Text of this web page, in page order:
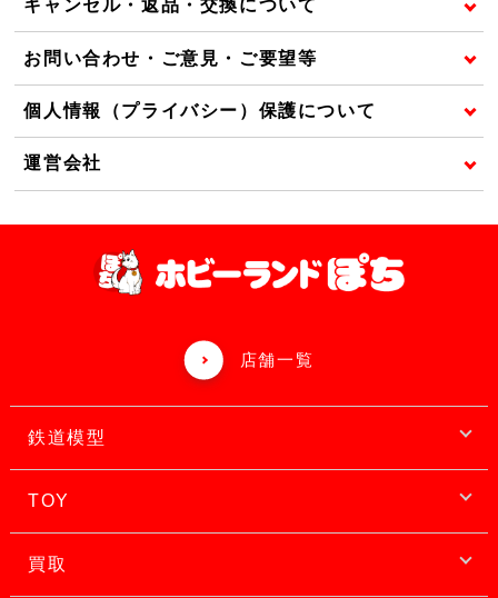
キャンセル・返品・交換について
お問い合わせ・ご意見・ご要望等
個人情報（プライバシー）保護について
運営会社
店舗一覧
鉄道模型
TOY
買取